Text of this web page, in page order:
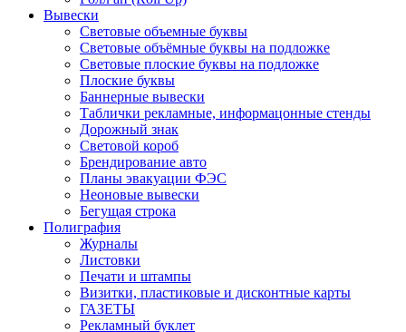
Вывески
Световые объемные буквы
Световые объёмные буквы на подложке
Световые плоские буквы на подложке
Плоские буквы
Баннерные вывески
Таблички рекламные, информацонные стенды
Дорожный знак
Световой короб
Брендирование авто
Планы эвакуации ФЭС
Неоновые вывески
Бегущая строка
Полиграфия
Журналы
Листовки
Печати и штампы
Визитки, пластиковые и дисконтные карты
ГАЗЕТЫ
Рекламный буклет